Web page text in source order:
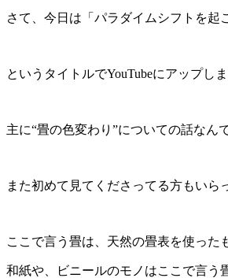
さて、今日は「パラダイムシフトを起
というタイトルでYouTubeにアップし
主に“畳の色変わり”についての話なん
また初めて見てくださってる方もいら
ここで言う畳は、天然の畳表を使った
和紙や、ビニールのモノはここで言う